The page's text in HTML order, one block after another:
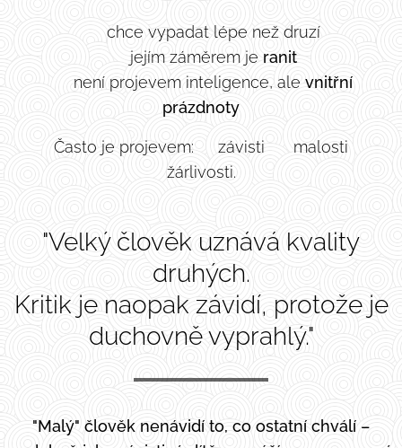
❌ chce vypadat lépe než druzí
❌ jejím záměrem je ranit
❌ není projevem inteligence, ale vnitřní
prázdnoty
🔻 Často je projevem: ☠️závisti ☠️ malosti ☠️
žárlivosti.
"Velký člověk uznává kvality
druhých.
Kritik je naopak závidí, protože je
duchovně vyprahlý."
"Malý" člověk nenávidí to, co ostatní chválí –